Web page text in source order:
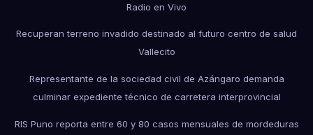
Radio en Vivo
Recuperan terreno invadido destinado al futuro centro de salud
Vallecito
Representante de la sociedad civil de Azángaro demanda
culminar expediente técnico de carretera interprovincial
RIS Puno reporta entre 60 y 80 casos mensuales de mordeduras